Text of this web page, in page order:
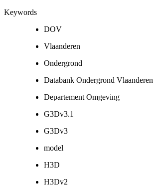
Keywords
DOV
Vlaanderen
Ondergrond
Databank Ondergrond Vlaanderen
Departement Omgeving
G3Dv3.1
G3Dv3
model
H3D
H3Dv2